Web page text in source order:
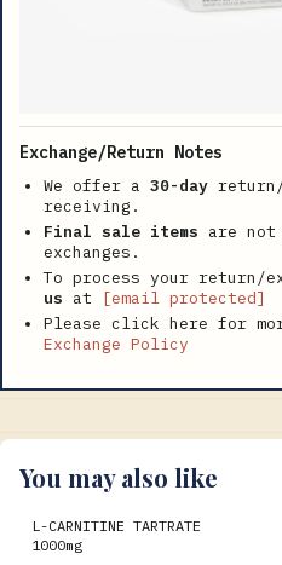
Exchange/Return Notes
We offer a 30-day
receiving.
Final sale items are
exchanges.
To process your return/
us at
[email protected]
Please click here for
Exchange Policy
You may also like
L-CARNITINE TARTRATE
1000mg